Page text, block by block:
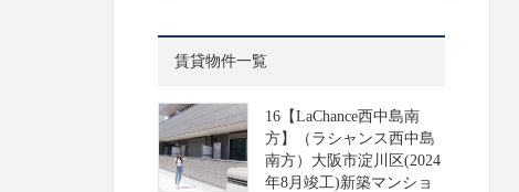
賃貸物件一覧
16【LaChance西中島南
方】（ラシャンス西中島
南方）大阪市淀川区(2024
年8月竣工)新築マンショ